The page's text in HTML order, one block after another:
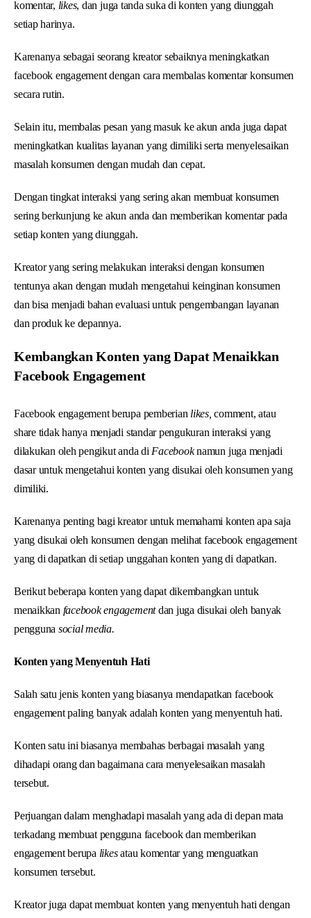
komentar, likes, dan juga tanda suka di konten yang diunggah
setiap harinya.
Karenanya sebagai seorang kreator sebaiknya meningkatkan
facebook engagement dengan cara membalas komentar konsumen
secara rutin.
Selain itu, membalas pesan yang masuk ke akun anda juga dapat
meningkatkan kualitas layanan yang dimiliki serta menyelesaikan
masalah konsumen dengan mudah dan cepat.
Dengan tingkat interaksi yang sering akan membuat konsumen
sering berkunjung ke akun anda dan memberikan komentar pada
setiap konten yang diunggah.
Kreator yang sering melakukan interaksi dengan konsumen
tentunya akan dengan mudah mengetahui keinginan konsumen
dan bisa menjadi bahan evaluasi untuk pengembangan layanan
dan produk ke depannya.
Kembangkan Konten yang Dapat Menaikkan
Facebook Engagement
Facebook engagement berupa pemberian likes, comment, atau
share tidak hanya menjadi standar pengukuran interaksi yang
dilakukan oleh pengikut anda di Facebooknamun juga menjadi
dasar untuk mengetahui konten yang disukai oleh konsumen yang
dimiliki.
Karenanya penting bagi kreator untuk memahami konten apa saja
yang disukai oleh konsumen dengan melihat facebook engagement
yang di dapatkan di setiap unggahan konten yang di dapatkan.
Berikut beberapa konten yang dapat dikembangkan untuk
menaikkan facebook engagementdan juga disukai oleh banyak
pengguna social media.
Konten yang Menyentuh Hati
Salah satu jenis konten yang biasanya mendapatkan facebook
engagement paling banyak adalah konten yang menyentuh hati.
Konten satu ini biasanya membahas berbagai masalah yang
dihadapi orang dan bagaimana cara menyelesaikan masalah
tersebut.
Perjuangan dalam menghadapi masalah yang ada di depan mata
terkadang membuat pengguna facebook dan memberikan
engagement berupa likesatau komentar yang menguatkan
konsumen tersebut.
Kreator juga dapat membuat konten yang menyentuh hati dengan